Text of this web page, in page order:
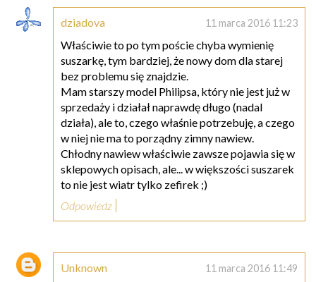
dziadova 11 marca 2016 11:23
Właściwie to po tym poście chyba wymienię
suszarkę, tym bardziej, że nowy dom dla starej
bez problemu się znajdzie.
Mam starszy model Philipsa, który nie jest już w
sprzedaży i działał naprawdę długo (nadal
działa), ale to, czego właśnie potrzebuję, a czego
w niej nie ma to porządny zimny nawiew.
Chłodny nawiew właściwie zawsze pojawia się w
sklepowych opisach, ale... w większości suszarek
to nie jest wiatr tylko zefirek ;)
Odpowiedz
Unknown 11 marca 2016 11:49